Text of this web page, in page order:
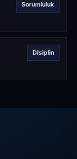
Sorumluluk
Disiplin